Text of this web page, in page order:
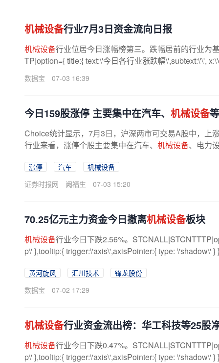
机械设备行业7月3日资金流向日报
机械设备行业位居今日涨幅榜第三。跌幅居前的行业为
TP|option={ title:{ text:\'今日各行业涨跌幅\',subtext:\'\',
数据宝 07-03 16:39
今日159股涨停 主要集中在汽车、 机械设备
Choice统计显示，7月3日，沪深两市可交易A股中，上
行业来看，涨停个股主要集中在汽车、 机械设备、电力
涨停 汽车
机械设备
证券时报网
阙福生 07-03 15:20
70.25亿元主力资金今日撤离机械设备板块
机械设备行业今日下跌2.56%。
p\' },tooltip:{ trigger:\'axis\',axisPointer:{ type: \'shadow\' }
黄河旋风 汇川技术
锋龙股份
数据宝
07-02 17:29
机械设备行业资金流出榜：华工科技等25股
机械设备行业今日下跌0.47%。
p\' },tooltip:{ trigger:\'axis\',axisPointer:{ type: \'shadow\' }